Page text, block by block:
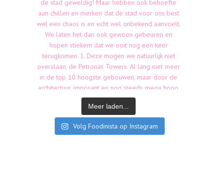
Meer laden...
Volg Foodinista op Instagram